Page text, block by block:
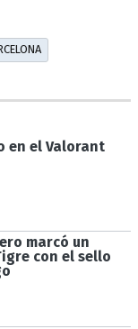
en el Valorant
marcó un
con el sello